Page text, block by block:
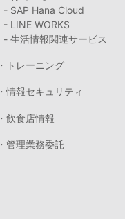
- SAP Hana Cloud
- LINE WORKS
- 生活情報関連サービス
・トレーニング
・情報セキュリティ
・飲食店情報
・管理業務委託